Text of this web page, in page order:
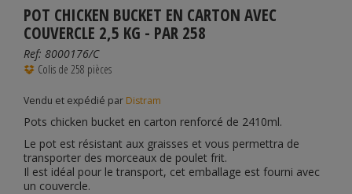
POT CHICKEN BUCKET EN CARTON AVEC
COUVERCLE 2,5 KG - PAR 258
Ref: 8000176/C
Colis de 258 pièces
Vendu et expédié par Distram
Pots chicken bucket en carton renforcé de 2410ml.
Le pot est résistant aux graisses et vous permettra de
transporter des morceaux de poulet frit.
Il est idéal pour le transport, cet emballage est fourni avec
un couvercle.